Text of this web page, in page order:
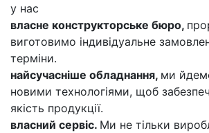
у нас
власне конструкторське бюро,
виготовимо індивідуальне
терміни.
найсучасніше обладнання, ми
новими технологіями, щоб
якість продукції.
власний сервіс. Ми не тільки